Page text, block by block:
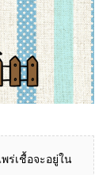
ร่เชื้อจะอยู่ใน